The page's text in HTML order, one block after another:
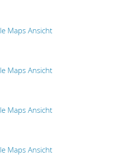
Maps Ansicht
Maps Ansicht
Maps Ansicht
Maps Ansicht